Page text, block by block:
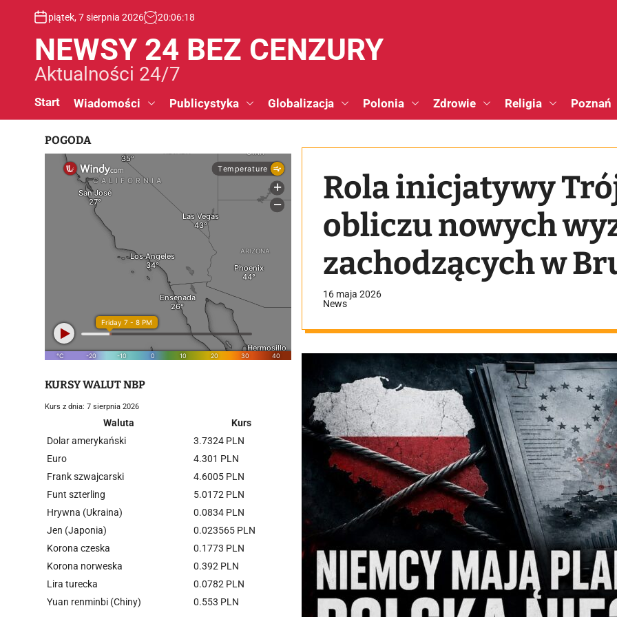
piątek, 7 sierpnia 2026 20:06:19
NEWSY 24 BEZ CENZURY
Aktualności 24/7
Start Wiadomości Publicystyka Globalizacja Polonia Zdrowie Religia Poznań
Rola inicjatywy
obliczu nowych
zachodzących w
16 maja 2026
News
POGODA
KURSY WALUT NBP
Kurs z dnia: 7 sierpnia 2026
Waluta
Kurs
Dolar amerykański
3.7324 PLN
Euro
4.301 PLN
Frank szwajcarski
4.6005 PLN
Funt szterling
5.0172 PLN
Hrywna (Ukraina)
0.0834 PLN
Jen (Japonia)
0.023565 PLN
Korona czeska
0.1773 PLN
Korona norweska
0.392 PLN
Lira turecka
0.0782 PLN
Yuan renminbi (Chiny)
0.553 PLN